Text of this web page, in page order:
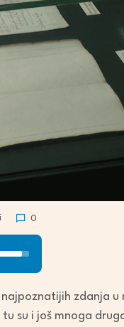
0
Up/Down
keys
zdanja u
su i još mnoga